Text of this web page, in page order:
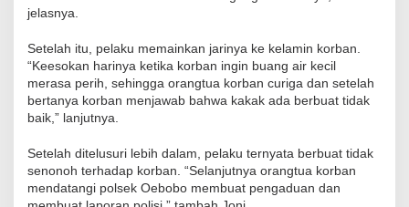
jelasnya.
Setelah itu, pelaku memainkan jarinya ke kelamin korban.
“Keesokan harinya ketika korban ingin buang air kecil
merasa perih, sehingga orangtua korban curiga dan setelah
bertanya korban menjawab bahwa kakak ada berbuat tidak
baik,” lanjutnya.
Setelah ditelusuri lebih dalam, pelaku ternyata berbuat tidak
senonoh terhadap korban. “Selanjutnya orangtua korban
mendatangi polsek Oebobo membuat pengaduan dan